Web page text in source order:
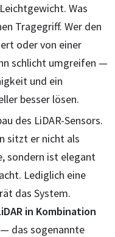
Was
Tragegriff. Wer den
oder von einer
schlicht umgreifen —
und ein
besser lösen.
des LiDAR-Sensors.
sitzt er nicht als
sondern ist elegant
Lediglich eine
das System.
in Kombination
— das sogenannte